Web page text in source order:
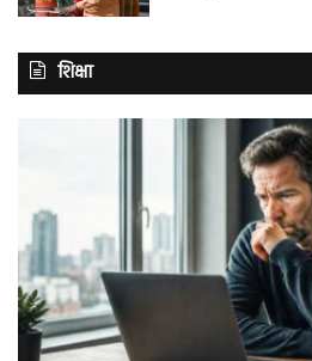
शिक्षा